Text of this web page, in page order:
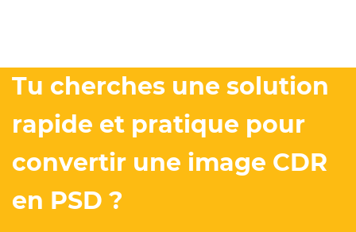
Tu cherches une solution
rapide et pratique pour
convertir une image CDR
en PSD ?